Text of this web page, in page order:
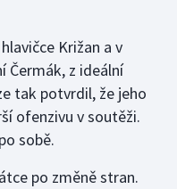
Križan a v
Čermák, z ideální
tak potvrdil, že jeho
ofenzivu v soutěži.
sobě.
po změně stran.